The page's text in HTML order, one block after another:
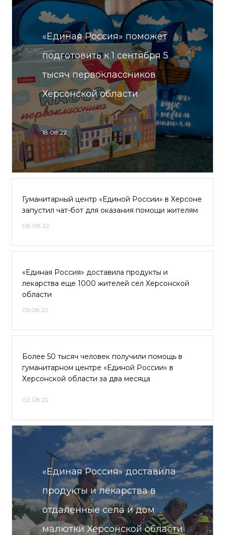
«Единая Россия» поможет
подготовить к 1 сентября 5
тысяч первоклассников
Херсонской области
18.08.22
Гуманитарный центр «Единой России» в Херсоне
запустил чат-бот для оказания помощи жителям
08.08.22
«Единая Россия» доставила продукты и
лекарства еще 1000 жителей сел Херсонской
области
05.08.22
Более 50 тысяч человек получили помощь в
гуманитарном центре «Единой России» в
Херсонской области за два месяца
02.08.22
«Единая Россия» доставила
продукты и лекарства в
отдаленные села и дом
малютки Херсонской области